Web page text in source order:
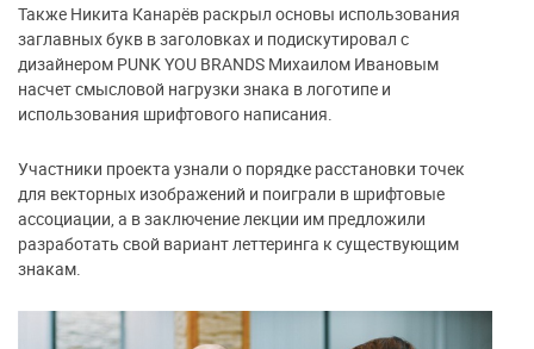
Также Никита Канарёв раскрыл основы использования
заглавных букв в заголовках и подискутировал с
дизайнером PUNK YOU BRANDS Михаилом Ивановым
насчет смысловой нагрузки знака в логотипе и
использования шрифтового написания.
Участники проекта узнали о порядке расстановки точек
для векторных изображений и поиграли в шрифтовые
ассоциации, а в заключение лекции им предложили
разработать свой вариант леттеринга к существующим
знакам.